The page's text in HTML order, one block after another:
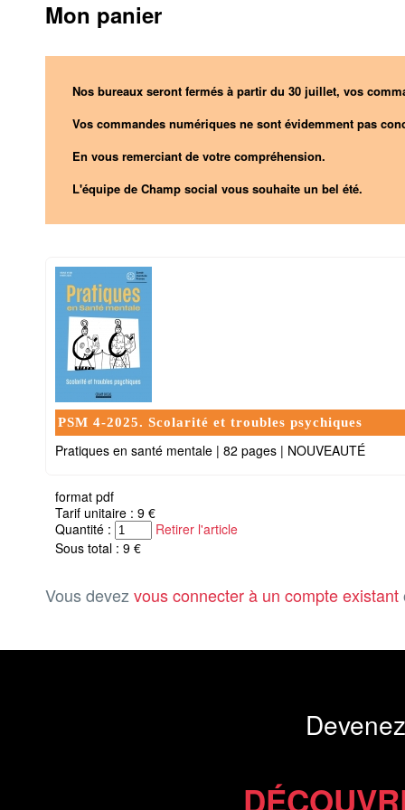
Mon panier
Nos bureaux seront fermés à partir du 30 juillet, vos
Vos commandes numériques ne sont évidemment pas
En vous remerciant de votre compréhension.
L'équipe de Champ social vous souhaite un bel été.
PSM 4-2025. Scolarité et troubles psychiques
Pratiques en santé mentale | 82 pages | NOUVEAUTÉ
format pdf
Tarif unitaire : 9 €
Quantité :
Retirer l'article
Sous total : 9 €
Vous devez vous connecter à un compte existant